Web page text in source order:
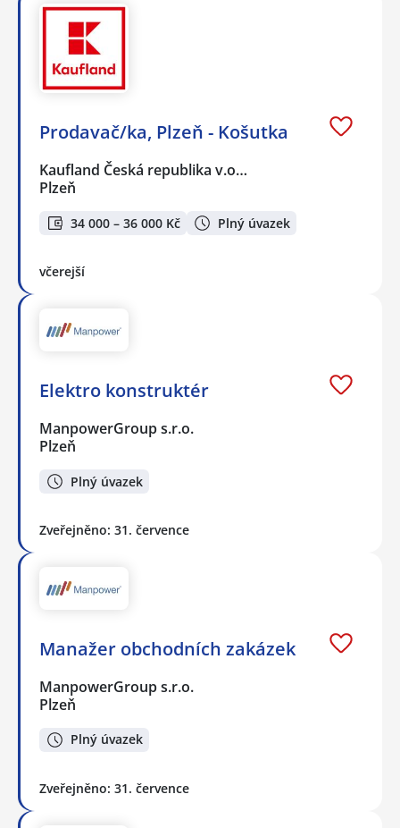
Prodavač/ka, Plzeň - Košutka
Kaufland Česká republika v.o…
Plzeň
34 000 – 36 000 Kč Plný úvazek
včerejší
Elektro konstruktér
ManpowerGroup s.r.o.
Plzeň
Plný úvazek
Zveřejněno: 31. července
Manažer obchodních zakázek
ManpowerGroup s.r.o.
Plzeň
Plný úvazek
Zveřejněno: 31. července